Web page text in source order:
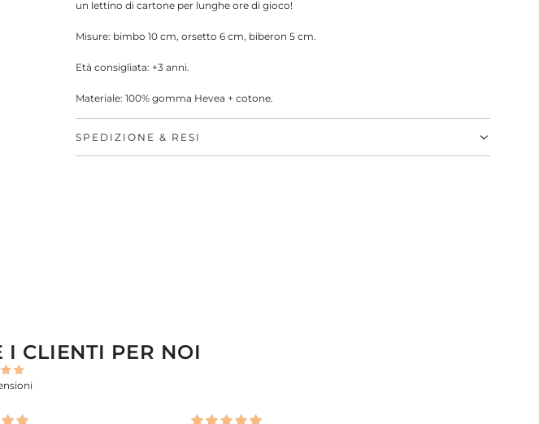
un lettino di cartone per lunghe ore di gioco!
Misure: bimbo 10 cm, orsetto 6 cm, biberon 5 cm.
Età consigliata: +3 anni.
Materiale: 100% gomma Hevea + cotone.
SPEDIZIONE & RESI
I CLIENTI PER NOI